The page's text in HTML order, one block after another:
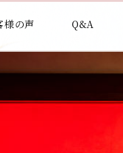
様の声 Q&A